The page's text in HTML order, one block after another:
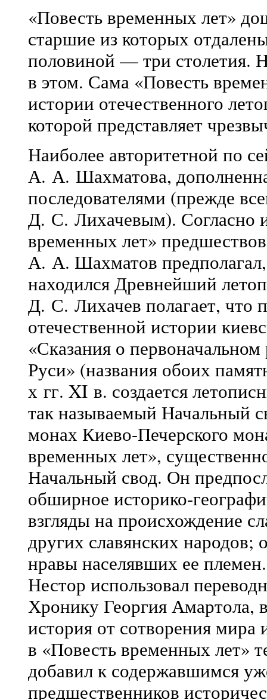
«Повесть временных лет»
старшие из которых
половиной — три столетия.
в этом. Сама «Повесть
истории отечественного
которой представляет
Наиболее авторитетной по
А. А. Шахматова,
последователями (прежде
Д. С. Лихачевым). Согласно
временных лет»
А. А. Шахматов предполагал,
находился Древнейший
Д. С. Лихачев полагает, что
отечественной истории
«Сказания о
Руси» (названия обоих
х гг. XI в. создается
так называемый Начальный
монах Киево-Печерского
временных лет»,
Начальный свод. Он
обширное историко-
взгляды на происхождение
других славянских
нравы населявших ее
Нестор использовал
Хронику Георгия Амартола,
история от сотворения
в «Повесть временных лет»
добавил к содержавшимся
предшественников